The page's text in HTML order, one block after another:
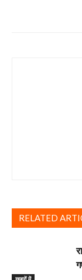
RELATED